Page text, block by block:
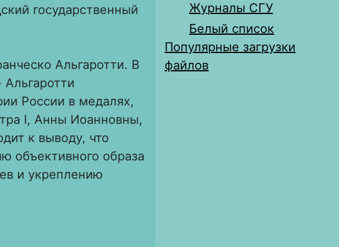
государственный
Альгаротти. В
России в медалях,
I, Анны Иоанновны,
к выводу, что
объективного образа
и укреплению
Журналы СГУ
Белый список
Популярные загрузки
файлов